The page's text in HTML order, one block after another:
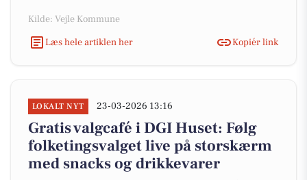
Kilde: Vejle Kommune
Læs hele artiklen her
Kopiér link
LOKALT NYT 23-03-2026 13:16
Gratis valgcafé i DGI Huset: Følg
folketingsvalget live på storskærm
med snacks og drikkevarer